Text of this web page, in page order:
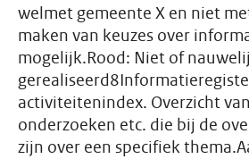
welmet gemeente X en niet
maken van keuzes over
mogelijk.Rood: Niet of
activiteitenindex. Overzicht
onderzoeken etc. die bij de
zijn over een specifiek